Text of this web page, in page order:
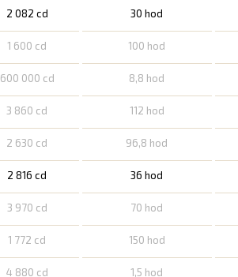
2 082 cd 30 hod
1 600 cd 100 hod
600 000 cd 8,8 hod
3 860 cd 112 hod
2 630 cd 96,8 hod
2 816 cd 36 hod
3 970 cd 70 hod
1 772 cd 150 hod
4 880 cd 1,5 hod